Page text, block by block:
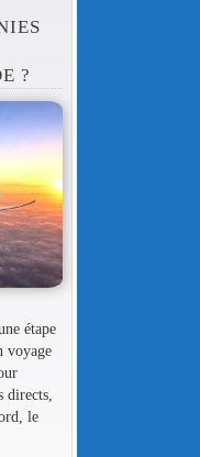
?
étape
voyage
directs,
le